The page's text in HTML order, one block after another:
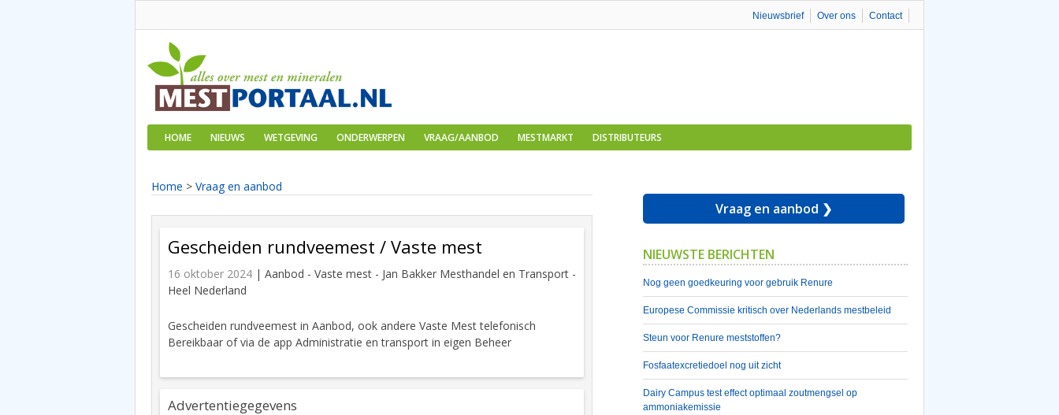
Contact
Over ons
Nieuwsbrief
HOME NIEUWS WETGEVING ONDERWERPEN VRAAG/AANBOD MESTMARKT DISTRIBUTEURS
Home > Vraag en aanbod
Gescheiden rundveemest / Vaste mest
16 oktober 2024 | Aanbod - Vaste mest - Jan Bakker Mesthandel en Transport -
Heel Nederland
Gescheiden rundveemest in Aanbod, ook andere Vaste Mest telefonisch
Bereikbaar of via de app Administratie en transport in eigen Beheer
Advertentiegegevens
Vraag en aanbod ❯
NIEUWSTE BERICHTEN
Nog geen goedkeuring voor gebruik Renure
Europese Commissie kritisch over Nederlands mestbeleid
Steun voor Renure meststoffen?
Fosfaatexcretiedoel nog uit zicht
Dairy Campus test effect optimaal zoutmengsel op
ammoniakemissie